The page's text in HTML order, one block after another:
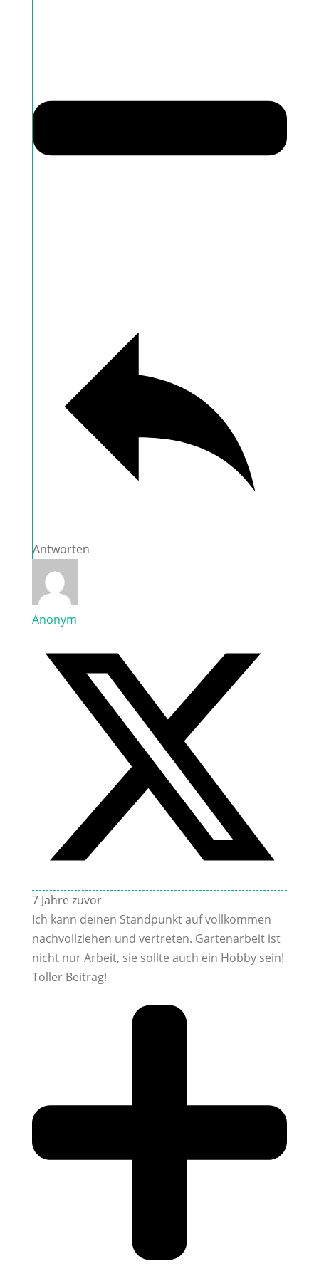
Antworten
Anonym
7 Jahre zuvor
Ich kann deinen Standpunkt auf vollkommen
nachvollziehen und vertreten. Gartenarbeit ist
nicht nur Arbeit, sie sollte auch ein Hobby sein!
Toller Beitrag!